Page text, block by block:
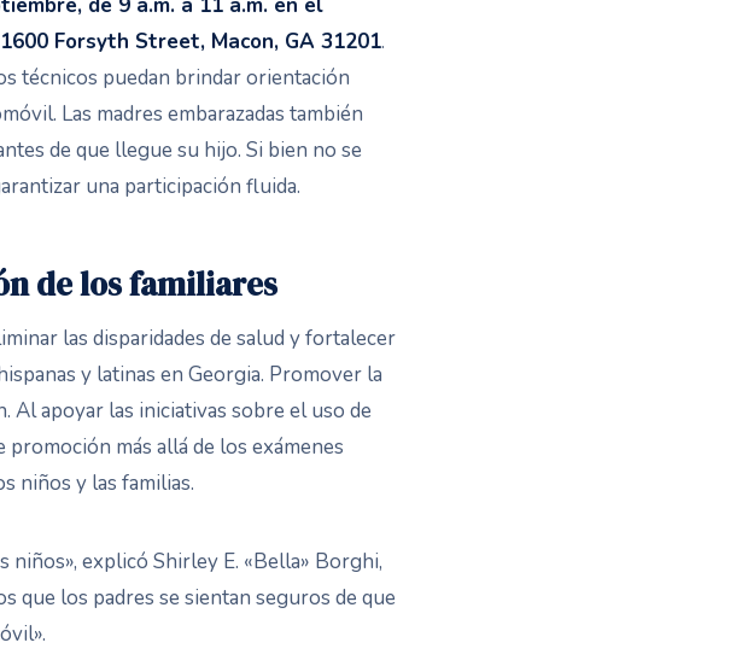
Forsyth Street, Macon, GA 31201.
técnicos puedan brindar orientación
Las madres embarazadas también
de que llegue su hijo. Si bien no se
una participación fluida.
de los familiares
las disparidades de salud y fortalecer
y latinas en Georgia. Promover la
Al apoyar las iniciativas sobre el uso de
más allá de los exámenes
niños y las familias.
niños», explicó Shirley E. «Bella» Borghi,
que los padres se sientan seguros de que